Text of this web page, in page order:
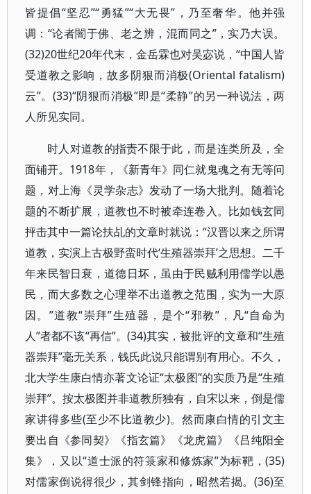
皆提倡“坚忍”“勇猛”“大无畏”，乃至奢华。他并强
调：“论者闇于佛、老之辨，混而同之”，实乃大误。
(32)20世纪20年代末，金岳霖也对吴宓说，“中国人皆
受道教之影响，故多阴狠而消极(Oriental fatalism)
云”。(33)“阴狠而消极”即是“柔静”的另一种说法，两
人所见实同。
时人对道教的指责不限于此，而是连类所及，全
面铺开。1918年，《新青年》同仁就鬼魂之有无等问
题，对上海《灵学杂志》发动了一场大批判。随着论
题的不断扩展，道教也不时被牵连卷入。比如钱玄同
抨击其中一篇论扶乩的文章时就说：“汉晋以来之所谓
道教，实演上古极野蛮时代‘生殖器崇拜’之思想。二千
年来民智日衰，道德日坏，虽由于民贼利用儒学以愚
民，而大多数之心理举不出道教之范围，实为一大原
因。”道教“崇拜”生殖器，是个“邪教”，凡“自命为
人”者都不该“再信”。(34)其实，被批评的文章和“生殖
器崇拜”毫无关系，钱氏此说只能谓别有用心。不久，
北大学生康白情亦著文论证“太极图”的实质乃是“生殖
崇拜”。按太极图并非道教所独有，自宋以来，倒是儒
家讲得多些(至少不比道教少)。然而康白情的引文主
要出自《参同契》《指玄篇》《龙虎篇》《吕纯阳全
集》，又以“道士派的符箓家和修炼家”为标靶，(35)
对儒家倒说得很少，其剑锋指向，昭然若揭。(36)至